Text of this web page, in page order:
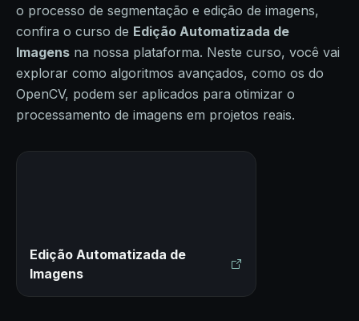
o processo de segmentação e edição de imagens,
confira o curso de Edição Automatizada de
Imagens na nossa plataforma. Neste curso, você vai
explorar como algoritmos avançados, como os do
OpenCV, podem ser aplicados para otimizar o
processamento de imagens em projetos reais.
Edição Automatizada de
Imagens